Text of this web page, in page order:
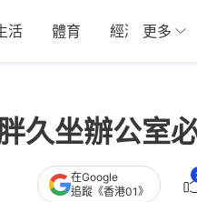
活 體育 經濟 01深
更多
久坐辦公室必
在Google
追蹤《香港01》